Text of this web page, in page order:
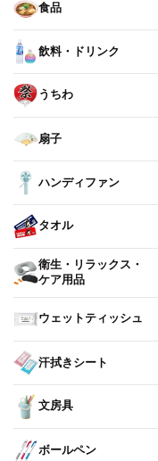
食品
飲料・ドリンク
うちわ
扇子
ハンディファン
タオル
衛生・リラックス・
ケア用品
ウェットティッシュ
汗拭きシート
文房具
ボールペン